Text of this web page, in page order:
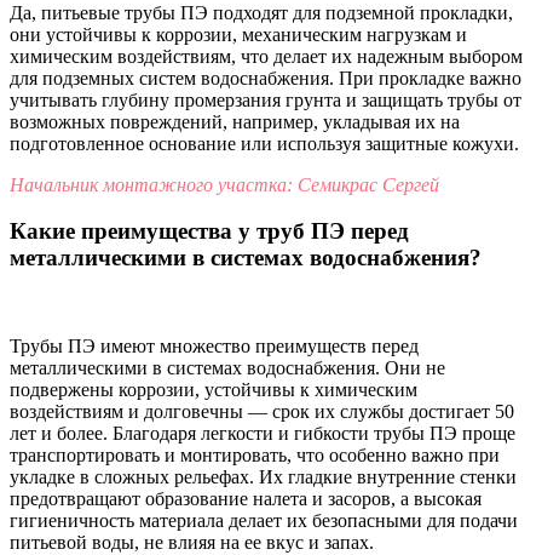
Да, питьевые трубы ПЭ подходят для подземной прокладки,
они устойчивы к коррозии, механическим нагрузкам и
химическим воздействиям, что делает их надежным выбором
для подземных систем водоснабжения. При прокладке важно
учитывать глубину промерзания грунта и защищать трубы от
возможных повреждений, например, укладывая их на
подготовленное основание или используя защитные кожухи.
Начальник монтажного участка: Семикрас Сергей
Какие преимущества у труб ПЭ перед
металлическими в системах водоснабжения?
Трубы ПЭ имеют множество преимуществ перед
металлическими в системах водоснабжения. Они не
подвержены коррозии, устойчивы к химическим
воздействиям и долговечны — срок их службы достигает 50
лет и более. Благодаря легкости и гибкости трубы ПЭ проще
транспортировать и монтировать, что особенно важно при
укладке в сложных рельефах. Их гладкие внутренние стенки
предотвращают образование налета и засоров, а высокая
гигиеничность материала делает их безопасными для подачи
питьевой воды, не влияя на ее вкус и запах.